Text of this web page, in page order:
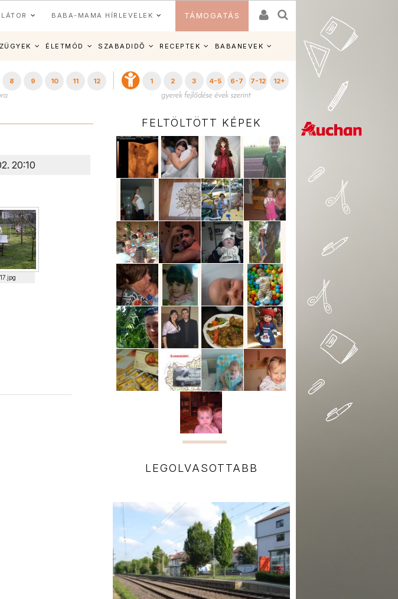
BABA-MAMA HÍRLEVELEK TÁMOGATÁS
ÉLETMÓD SZABADIDŐ RECEPTEK BABANEVEK
8 9 10 11 12 1 2 3 4-5 6-7 7-12 12+
20:10
FELTÖLTÖTT KÉPEK
LEGOLVASOTTABB